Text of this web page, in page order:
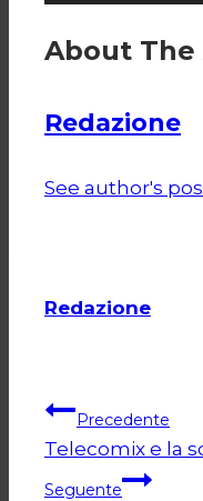
About
Redazione
See author's
Redazione
articoli
Precedente
Telecomix e la
Seguente